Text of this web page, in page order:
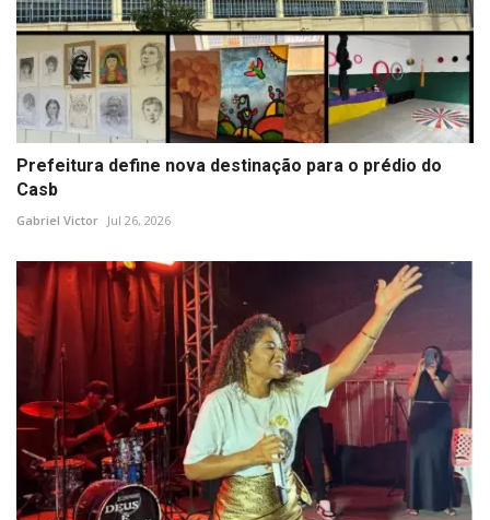
Prefeitura define nova destinação para o prédio do
Casb
Gabriel Victor Jul 26, 2026